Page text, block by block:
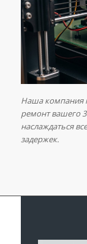
Наша компания
ремонт вашего
наслаждаться
задержек.